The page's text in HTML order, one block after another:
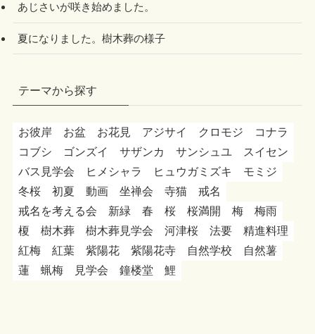
あじさいが咲き始めました。
夏になりました。樹木葬の様子
テーマから探す
お彼岸 お盆 お花見 アジサイ クロモジ
コナラ
コブシ
ゴンズイ サザンカ サンシュユ
スイセン
バス見学会
ヒメシャラ ヒュウガミズキ
モミジ
冬桜
初夏 動画 坐禅会 寺猫
戒名
戒名を考える会
新緑 春 桜 桜満開 梅
梅雨
榎
樹木葬 樹木葬見学会 河津桜 法要
精進料理
紅梅
紅葉 紫陽花 紫陽花寺 自然学校
自然薯
蓮
蝋梅 見学会 鐘楼堂 鯉